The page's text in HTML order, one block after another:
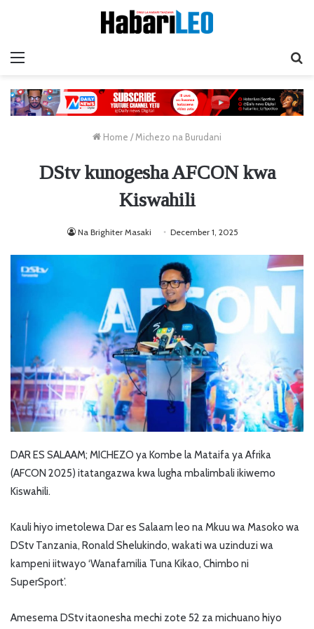
Home /Michezo na Burudani
DStv kunogesha AFCON kwa
Kiswahili
Na Brighiter Masaki December 1, 2025
DAR ES SALAAM; MICHEZO ya Kombe la Mataifa ya Afrika
(AFCON 2025) itatangazwa kwa lugha mbalimbali ikiwemo
Kiswahili.
Kauli hiyo imetolewa Dar es Salaam leo na Mkuu wa Masoko wa
DStv Tanzania, Ronald Shelukindo, wakati wa uzinduzi wa
kampeni iitwayo ‘Wanafamilia Tuna Kikao, Chimbo ni
SuperSport’.
Amesema DStv itaonesha mechi zote 52 za michuano hiyo